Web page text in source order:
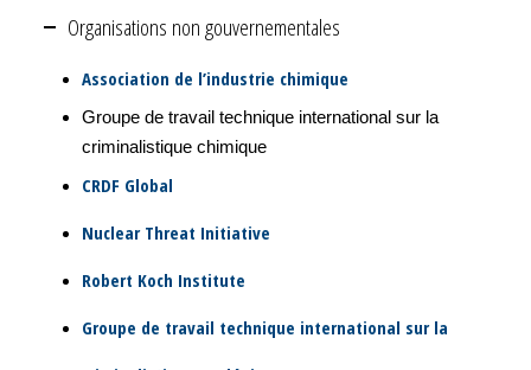
Organisations non gouvernementales
Association de l’industrie chimique
Groupe de travail technique international sur la
criminalistique chimique
CRDF Global
Nuclear Threat Initiative
Robert Koch Institute
Groupe de travail technique international sur la